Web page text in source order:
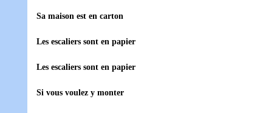
Sa maison est en carton
Les escaliers sont en papier
Les escaliers sont en papier
Si vous voulez y monter